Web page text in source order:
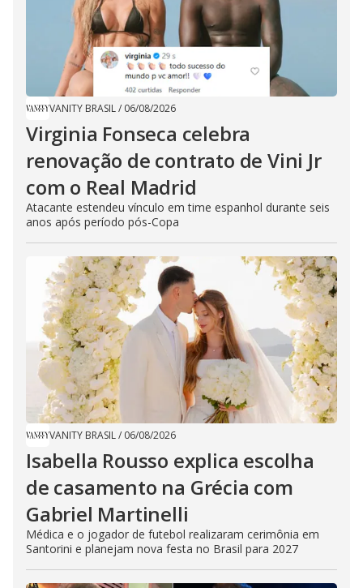
VANITY BRASIL/ 06/08/2026
Virginia Fonseca celebra
renovação de contrato de Vini Jr
com o Real Madrid
Atacante estendeu vínculo em time espanhol durante seis
anos após período pós-Copa
VANITY BRASIL/ 06/08/2026
Isabella Rousso explica escolha
de casamento na Grécia com
Gabriel Martinelli
Médica e o jogador de futebol realizaram cerimônia em
Santorini e planejam nova festa no Brasil para 2027